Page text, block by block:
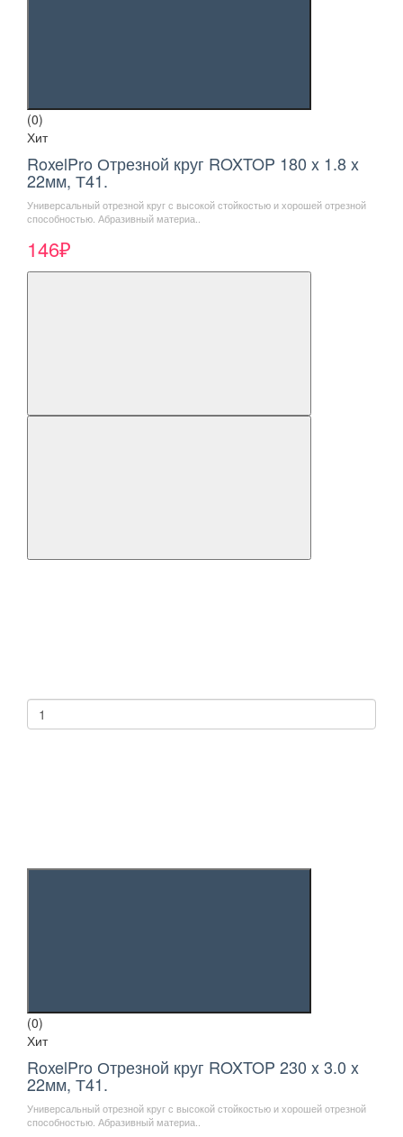
(0)
Хит
RoxelPro Отрезной круг ROXTOP 180 x 1.8 x
22мм, Т41.
Универсальный отрезной круг с высокой стойкостью и хорошей отрезной
способностью. Абразивный материа..
146₽
(0)
Хит
RoxelPro Отрезной круг ROXTOP 230 x 3.0 x
22мм, Т41.
Универсальный отрезной круг с высокой стойкостью и хорошей отрезной
способностью. Абразивный материа..